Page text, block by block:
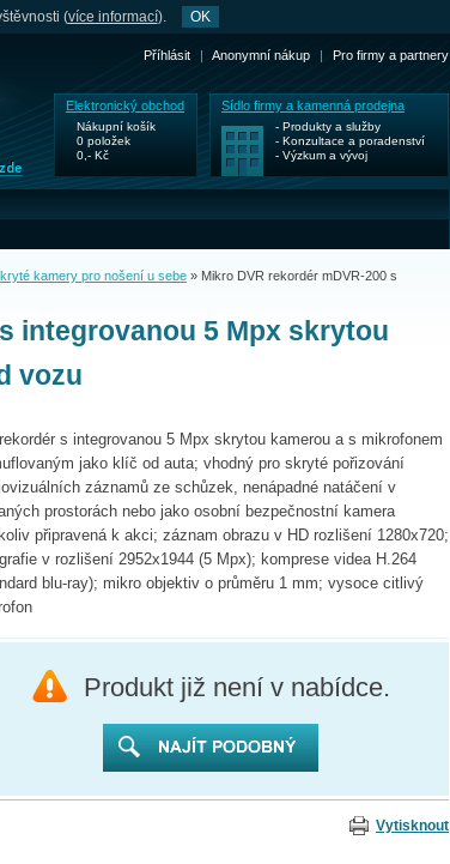
(více informací). OK
Příhlásit | Anonymní nákup | Pro firmy a partnery
Elektronický obchod
Nákupní košík
0 položek
0,- Kč
Sídlo firmy a kamenná prodejna
- Produkty a služby
- Konzultace a poradenství
- Výzkum a vývoj
kamery pro nošení u sebe » Mikro DVR rekordér mDVR-200 s
integrovanou 5 Mpx skrytou
vozu
s integrovanou 5 Mpx skrytou kamerou a s mikrofonem
jako klíč od auta; vhodný pro skryté pořizování
záznamů ze schůzek, nenápadné natáčení v
prostorách nebo jako osobní bezpečnostní kamera
připravená k akci; záznam obrazu v HD rozlišení 1280x720;
v rozlišení 2952x1944 (5 Mpx); komprese videa H.264
blu-ray); mikro objektiv o průměru 1 mm; vysoce citlivý
Produkt již není v nabídce.
Vytisknout